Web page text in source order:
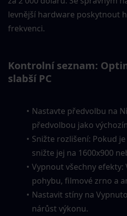
levnější hardware poskytnout
frekvenci.
Kontrolní seznam:
slabší PC
Nastavte předvolbu na
předvolbou jako
Snižte rozlišení: Pokud
snižte jej na 1600x900
Vypnout všechny efekty:
pohybu, filmové zrno a
Nastavit stíny na
nárůst výkonu.